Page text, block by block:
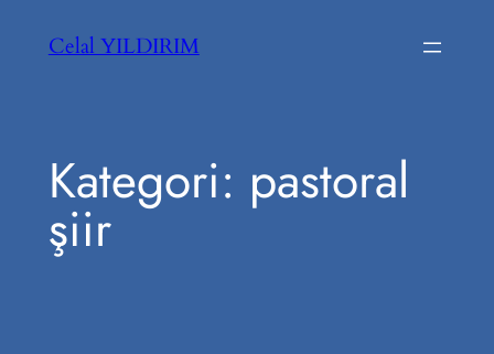
Celal YILDIRIM
Kategori: pastoral
şiir